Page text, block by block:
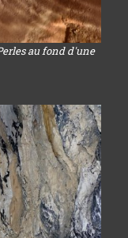
au fond d'une